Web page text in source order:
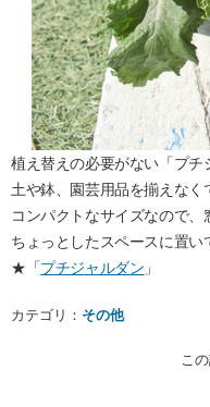
植え替えの必要がない「プチ
土や鉢、園芸用品を揃えなく
コンパクトなサイズなので
ちょっとしたスペースに置
★「プチジャルダン 」
カテゴリ： その他
こ